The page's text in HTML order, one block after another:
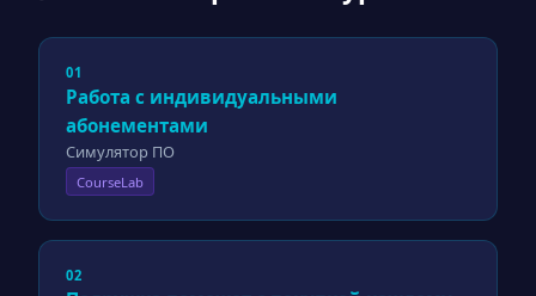
01
Работа с индивидуальными
абонементами
Симулятор ПО
CourseLab
02